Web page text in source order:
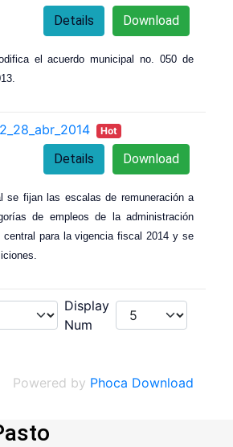
Download
Details
el acuerdo municipal no. 050 de
Hot
Download
Details
se fijan las escalas de remuneración a
de empleos de la administración
central para la vigencia fiscal 2014 y se
Display
Num
Powered by Phoca Download